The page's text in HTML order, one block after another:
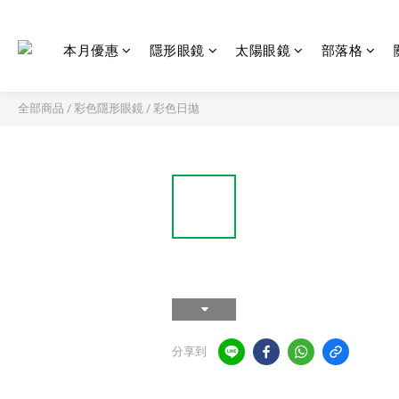
本月優惠 隱形眼鏡 太陽眼鏡 部落格
全部商品 / 彩色隱形眼鏡 / 彩色日拋
分享到